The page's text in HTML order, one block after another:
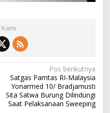
Pos berikutnya
Satgas Pamtas RI-Malaysia
Yonarmed 10/ Bradjamusti
Sita Satwa Burung Dilindungi
Saat Pelaksanaan Sweeping